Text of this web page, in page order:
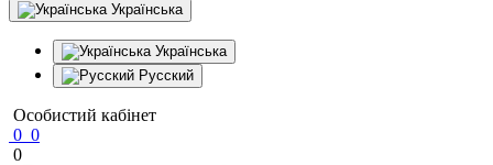
Українська
Українська
Русский
Особистий кабінет
0 0
0